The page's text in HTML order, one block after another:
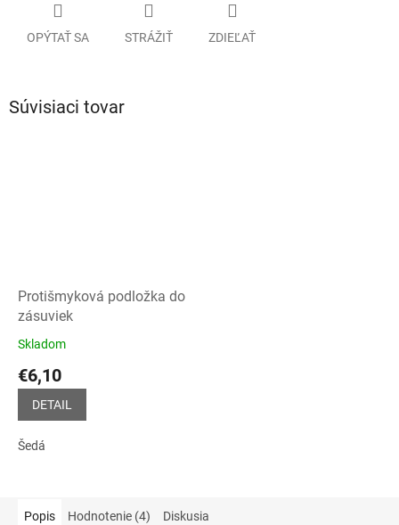
OPÝTAŤ SA STRÁŽIŤ ZDIEĽAŤ
Súvisiaci tovar
Protišmyková podložka do
zásuviek
Priemerné
produktu
5
Skladom
€6,10
DETAIL
Šedá
Popis Hodnotenie (4) Diskusia